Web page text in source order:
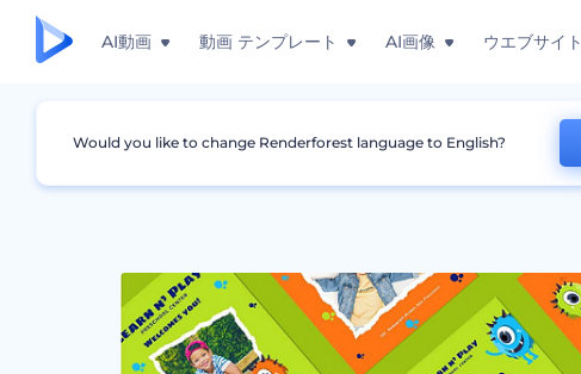
AI動画 動画 テンプレート AI画像 ウエブサイト
グラフィック チラシ 子供の学習センターの印刷物
Would you like to change Renderforest language to English?